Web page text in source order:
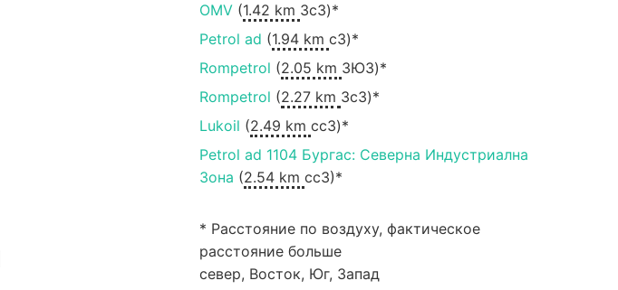
OMV(1.42 km ЗсЗ)*
Petrol ad (1.94 km сЗ)*
Rompetrol (2.05 km ЗЮЗ)*
Rompetrol (2.27 km ЗсЗ)*
Lukoil (2.49 km ccЗ)*
Petrol ad 1104 Бургас: Северна Индустриална
Зона (2.54 km ccЗ)*
* Расстояние по воздуху, фактическое
расстояние больше
север, Восток, Юг, Запад